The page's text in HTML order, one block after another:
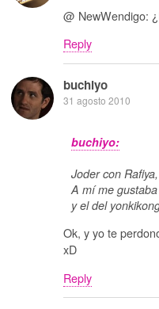
@ NewWendigo:
Reply
buchiyo
31 agosto 2010
buchiyo:
Joder con
A mí me
y el del
Ok, y yo te
xD
Reply